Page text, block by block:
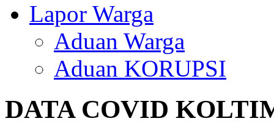
Lapor Warga
Aduan Warga
Aduan KORUPSI
DATA COVID